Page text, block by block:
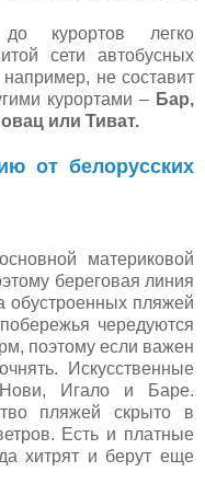
курортов легко
сети автобусных
например, не составит
курортами – Бар,
или Тиват.
от белорусских
материковой
береговая линия
обустроенных пляжей
чередуются
поэтому если важен
Искусственные
Нови, Игало и Баре.
пляжей скрыто в
Есть и платные
хитрят и берут еще